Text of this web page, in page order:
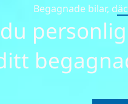
Begagnade bilar,